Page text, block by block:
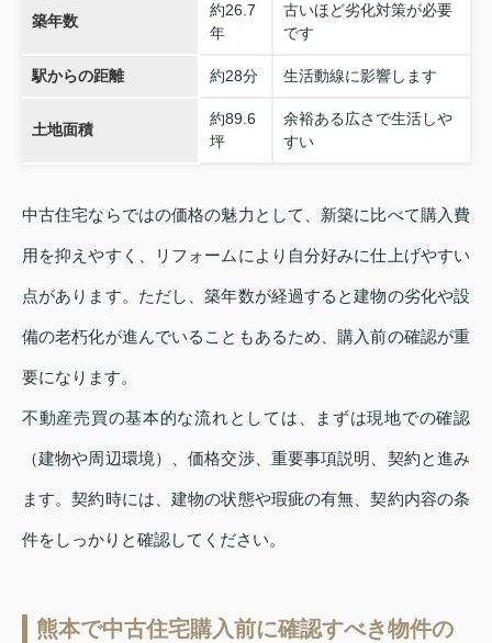
築年数
約26.7
年
古いほど劣化対策が必要
です
駅からの距離 約28分 生活動線に影響します
土地面積
約89.6
坪
余裕ある広さで生活しや
すい
中古住宅ならではの価格の魅力として、新築に比べて購入費
用を抑えやすく、リフォームにより自分好みに仕上げやすい
点があります。ただし、築年数が経過すると建物の劣化や設
備の老朽化が進んでいることもあるため、購入前の確認が重
要になります。
不動産売買の基本的な流れとしては、まずは現地での確認
（建物や周辺環境）、価格交渉、重要事項説明、契約と進み
ます。契約時には、建物の状態や瑕疵の有無、契約内容の条
件をしっかりと確認してください。
熊本で中古住宅購入前に確認すべき物件の